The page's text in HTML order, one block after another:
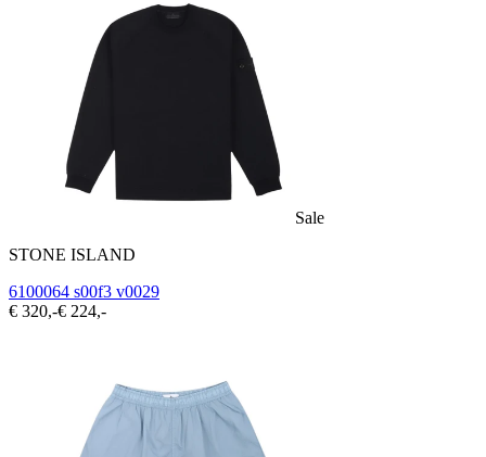
Sale
STONE ISLAND
6100064 s00f3 v0029
€ 320,-€ 224,-